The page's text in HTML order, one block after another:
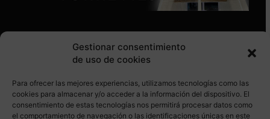
Gestionar consentimiento
de uso de cookies
Para ofrecer las mejores experiencias, utilizamos tecnologías como las
cookies para almacenar y/o acceder a la información del dispositivo. El
consentimiento de estas tecnologías nos permitirá procesar datos como
el comportamiento de navegación o las identificaciones únicas en este
SÍGUENOS EN REDES SOCIALES